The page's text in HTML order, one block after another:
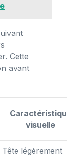
Cette
avant
visuelle
Tête légèrement